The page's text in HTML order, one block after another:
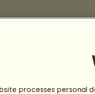
processes personal